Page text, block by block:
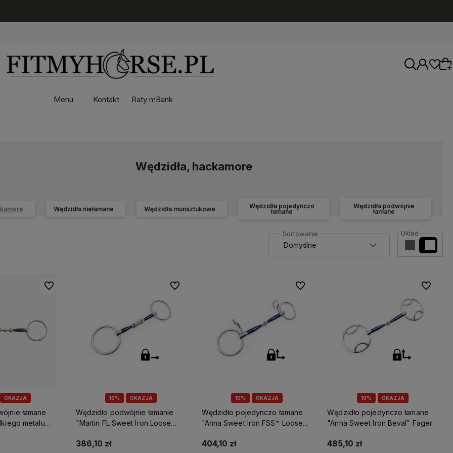
Menu Kontakt Raty mBank
Wędzidła, hackamore
Wędzidła niełamane Wędzidła munsztukowe Wędzidła pojedynczo
łamane
Wędzidła podwójnie
łamane
Układ
OKAZJA
łamane
metalu
Do ulubionych
10% OKAZJA
Wędzidło podwójnie łamanie
"Martin FL Sweet Iron Loose
386,10 zł
Do ulubionych
10% OKAZJA
Wędzidło pojedynczo łamane
"Anna Sweet Iron FSS™ Loose
404,10 zł
Do ulubionych
10% OKAZJA
Wędzidło pojedynczo łamane
"Anna Sweet Iron Beval" Fager
485,10 zł
Do